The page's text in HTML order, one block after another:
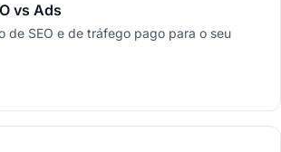
vs Ads
de SEO e de tráfego pago para o seu